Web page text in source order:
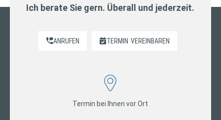
Ich berate Sie gern. Überall und jederzeit.
ANRUFEN TERMIN VEREINBAREN
Termin bei Ihnen vor Ort